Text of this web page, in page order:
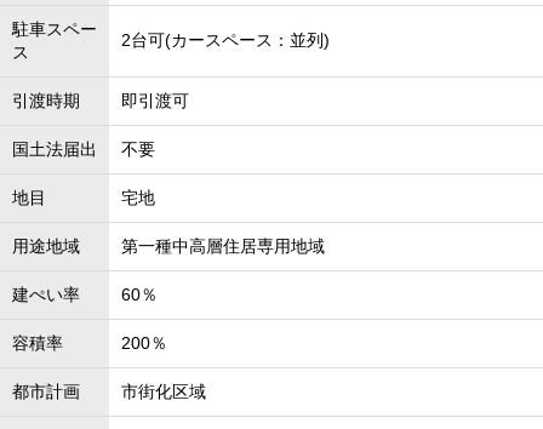
駐車スペー
ス
2台可(カースペース：並列)
引渡時期 即引渡可
国土法届出 不要
地目 宅地
用途地域 第一種中高層住居専用地域
建ぺい率 60％
容積率 200％
都市計画 市街化区域